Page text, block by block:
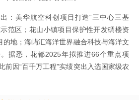
：美华航空科创项目打造“三中心三基
范区；花山小镇项目保护性开发碉楼资
的地；海屿汇海洋世界融合科技与海洋文
据悉，花都2025年拟推进66个重点项
前因“百千万工程”实绩突出入选国家级农